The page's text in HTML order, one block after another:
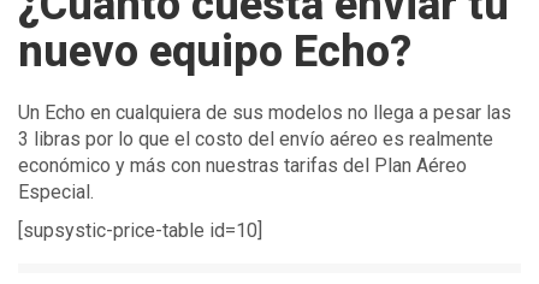
nuevo equipo Echo?
Un Echo en cualquiera de sus modelos no llega a pesar las
3 libras por lo que el costo del envío aéreo es realmente
económico y más con nuestras tarifas del Plan Aéreo
Especial.
[supsystic-price-table id=10]